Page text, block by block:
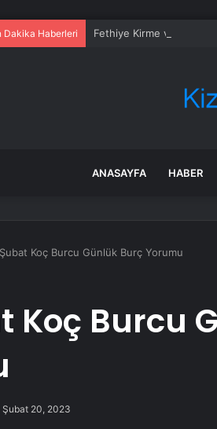
Dakika Haberleri Fethiye Kirme ve
ANASAYFA HABER
Koç Burcu Günlük Burç Yorumu
Koç Burcu
Şubat 20, 2023